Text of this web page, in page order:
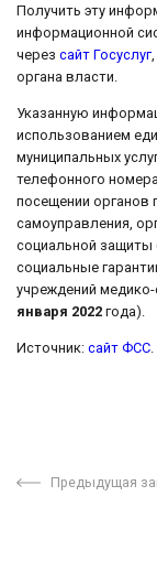
Получить эту
информационной
через сайт Госуслуг
органа власти.
Указанную
использованием
муниципальных
телефонного
посещении органов
самоуправления,
социальной защиты
социальные
учреждений
января 2022 года).
Источник: сайт ФСС
Предыдущая